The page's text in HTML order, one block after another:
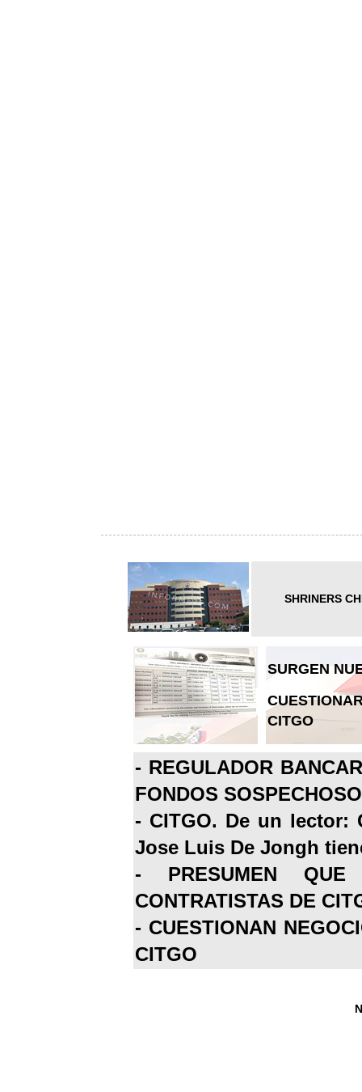
SHRINERS
SURGEN
CITGO
- REGULADOR
FONDOS
- CITGO. De un lector:
Jose Luis De Jongh
- PRESUMEN
CONTRATISTAS DE
- CUESTIONAN
CITGO